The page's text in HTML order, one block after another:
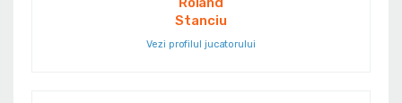
Stanciu
Vezi profilul jucatorului